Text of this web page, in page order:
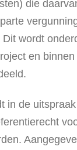
die
wordt
en
in de